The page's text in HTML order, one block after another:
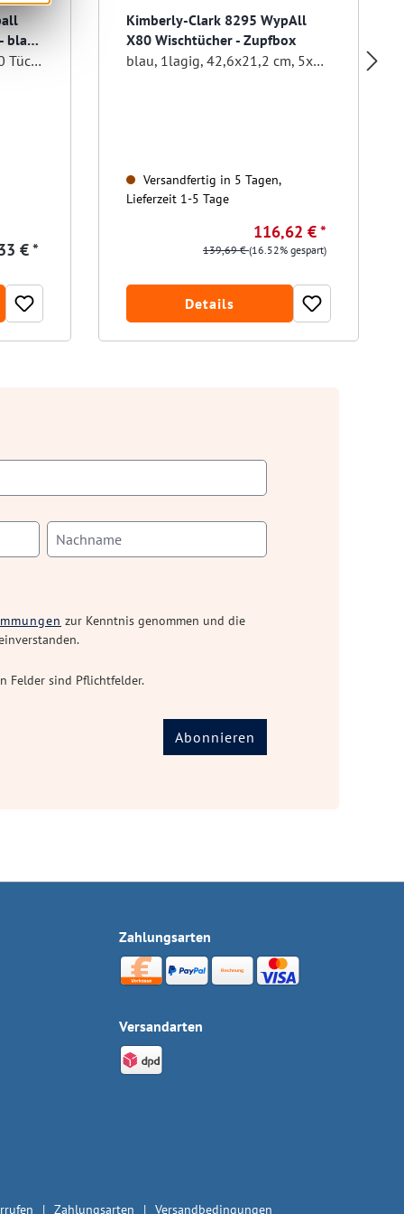
blaue
Karton á 10 Boxen mit 100 Tüchern
€ *
Kimberly-Clark 8295 WypAll
X80 Wischtücher - Zupfbox
blau, 1lagig, 42,6x21,2 cm, 5x80 Blatt
Versandfertig in 5 Tagen,
Lieferzeit 1-5 Tage
116,62 € *
139,69 €(16.52% gespart)
Details
zur Kenntnis genommen und die
Felder sind Pflichtfelder.
Abonnieren
Zahlungsarten
Versandarten
Zahlungsarten Versandbedingungen